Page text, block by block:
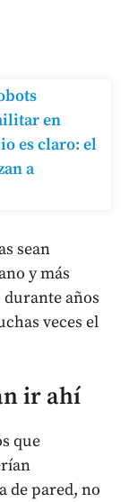
en
es claro: el
a
sean
y más
años
veces el
ir ahí
que
de pared, no